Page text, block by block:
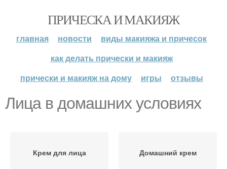
ПРИЧЕСКА И МАКИЯЖ
главная новости
виды макияжа и причесок
как делать прически и макияж
прически и макияж на дому
игры отзывы
Лица в домашних условиях
Крем для лица Домашний крем